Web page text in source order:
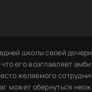
школы своей
его возглавляет
желаемого
может обернуться